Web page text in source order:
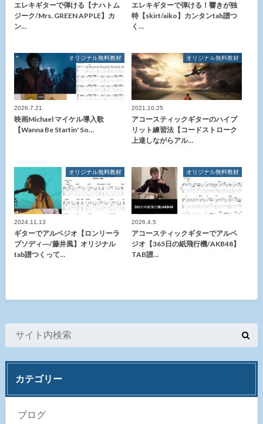
エレキギターで弾ける【ナハトム
ジーク/Mrs. GREEN APPLE】カ
ン…
エレキギターで弾ける！響きが独
特【skirt/aiko】カンタンtab譜つ
く…
オリジナル無料教材
2026.7.21
映画Michael マイケル導入歌
【Wanna Be Startin' So…
オリジナル無料教材
2021.10.25
アコースティックギターのハイブ
リット練習法【コードストローク
上達しながらアル…
オリジナル無料教材
2024.11.13
ギターでアルペジオ【ロンリーラ
ブソディ―/藤井風】オリジナル
tab譜つくって…
オリジナル無料教材
2026.4.5
アコースティックギターでアルペ
ジオ【365日の紙飛行機/AKB48】
TAB譜…
カテゴリー
ブログ